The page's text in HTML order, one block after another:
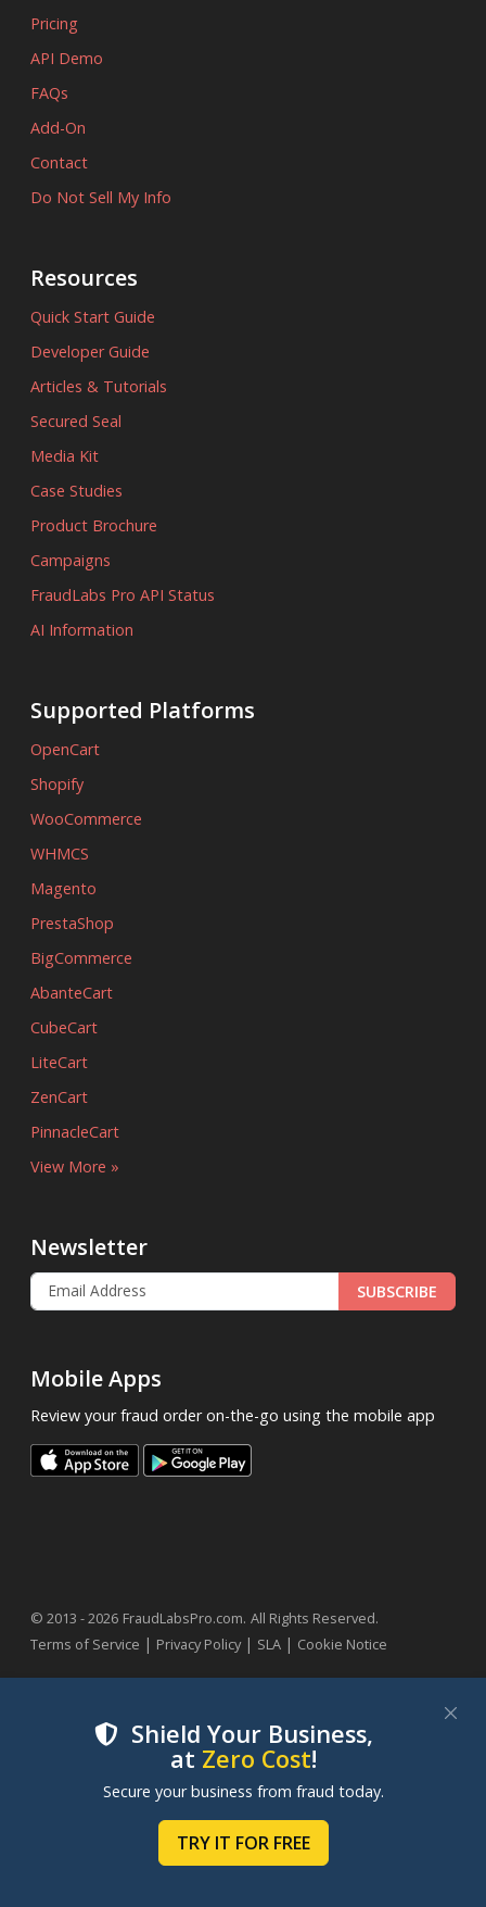
Shield Your Business,
at Zero Cost!
Secure your business from fraud today.
TRY IT FOR FREE
Pricing
API Demo
FAQs
Add-On
Contact
Do Not Sell My Info
Resources
Quick Start Guide
Developer Guide
Articles & Tutorials
Secured Seal
Media Kit
Case Studies
Product Brochure
Campaigns
FraudLabs Pro API Status
AI Information
Supported Platforms
OpenCart
Shopify
WooCommerce
WHMCS
Magento
PrestaShop
BigCommerce
AbanteCart
CubeCart
LiteCart
ZenCart
PinnacleCart
View More »
Newsletter
SUBSCRIBE
Mobile Apps
Review your fraud order on-the-go using the mobile app
© 2013 - 2026 FraudLabsPro.com. All Rights Reserved.
Terms of Service | Privacy Policy| SLA | Cookie Notice
We use cookies to improve your experience on our
websites. By clicking "Accept Cookies", you consent to
our use of cookies. Learn more in ourCookie Policy
ACCEPT COOKIES
MANAGE COOKIES